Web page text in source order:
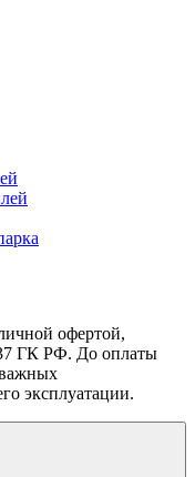
офертой,
ГК РФ. До оплаты
важных
эксплуатации.